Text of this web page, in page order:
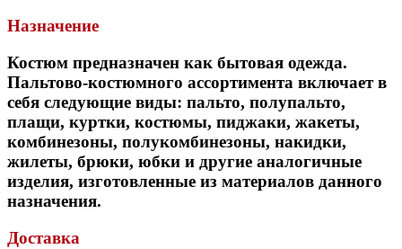
Назначение
Костюм предназначен как бытовая одежда.
Пальтово-костюмного ассортимента включает в
себя следующие виды: пальто, полупальто,
плащи, куртки, костюмы, пиджаки, жакеты,
комбинезоны, полукомбинезоны, накидки,
жилеты, брюки, юбки и другие аналогичные
изделия, изготовленные из материалов данного
назначения.
Доставка